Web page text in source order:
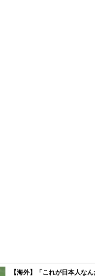
【海外】「これが日本人な